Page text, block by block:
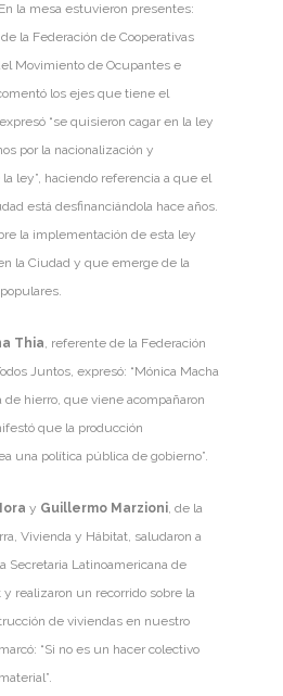
la mesa estuvieron presentes:
de la Federación de Cooperativas
Movimiento de Ocupantes e
los ejes que tiene el
“se quisieron cagar en la ley
por la nacionalización y
ley”, haciendo referencia a que el
está desfinanciándola hace años.
la implementación de esta ley
la Ciudad y que emerge de la
Thia, referente de la Federación
Juntos, expresó: “Mónica Macha
de hierro, que viene acompañaron
que la producción
una política pública de gobierno”.
y Guillermo Marzioni, de la
Vivienda y Hábitat, saludaron a
Secretaria Latinoamericana de
realizaron un recorrido sobre la
de viviendas en nuestro
“Si no es un hacer colectivo